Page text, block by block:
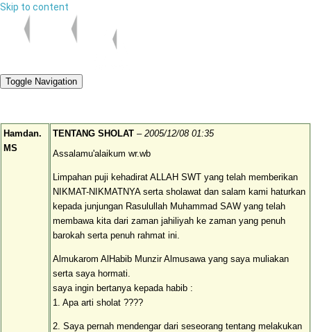
Skip to content
Toggle Navigation
Hamdan.
MS
TENTANG SHOLAT – 2005/12/08 01:35
Assalamu'alaikum wr.wb
Limpahan puji kehadirat ALLAH SWT yang telah memberikan
NIKMAT-NIKMATNYA serta sholawat dan salam kami haturkan
kepada junjungan Rasulullah Muhammad SAW yang telah
membawa kita dari zaman jahiliyah ke zaman yang penuh
barokah serta penuh rahmat ini.
Almukarom AlHabib Munzir Almusawa yang saya muliakan
serta saya hormati.
saya ingin bertanya kepada habib :
1. Apa arti sholat ????
2. Saya pernah mendengar dari seseorang tentang melakukan